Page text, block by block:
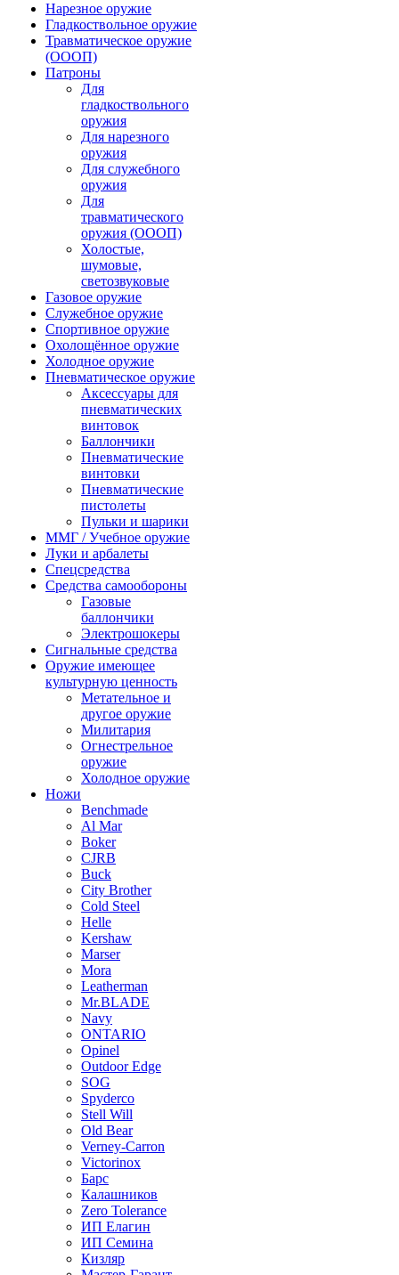
Нарезное оружие
Гладкоствольное оружие
Травматическое оружие
(ОООП)
Патроны
Для
гладкоствольного
оружия
Для нарезного
оружия
Для служебного
оружия
Для
травматического
оружия (ОООП)
Холостые,
шумовые,
светозвуковые
Газовое оружие
Служебное оружие
Спортивное оружие
Охолощённое оружие
Холодное оружие
Пневматическое оружие
Аксессуары для
пневматических
винтовок
Баллончики
Пневматические
винтовки
Пневматические
пистолеты
Пульки и шарики
ММГ / Учебное оружие
Луки и арбалеты
Спецсредства
Средства самообороны
Газовые
баллончики
Электрошокеры
Сигнальные средства
Оружие имеющее
культурную ценность
Метательное и
другое оружие
Милитария
Огнестрельное
оружие
Холодное оружие
Ножи
Benchmade
Al Mar
Boker
CJRB
Buck
City Brother
Cold Steel
Helle
Kershaw
Marser
Mora
Leatherman
Mr.BLADE
Navy
ONTARIO
Opinel
Outdoor Edge
SOG
Spyderco
Stell Will
Old Bear
Verney-Carron
Victorinox
Барс
Калашников
Zero Tolerance
ИП Елагин
ИП Семина
Кизляр